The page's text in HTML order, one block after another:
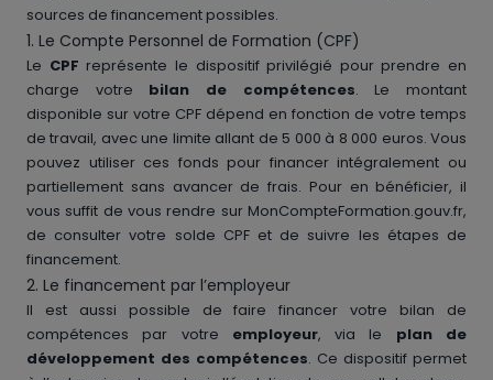
sources de financement possibles.
1. Le Compte Personnel de Formation (CPF)
Le CPF représente le dispositif privilégié pour prendre en
charge votre bilan de compétences. Le montant
disponible sur votre CPF dépend en fonction de votre temps
de travail, avec une limite allant de 5 000 à 8 000 euros. Vous
pouvez utiliser ces fonds pour financer intégralement ou
partiellement sans avancer de frais. Pour en bénéficier, il
vous suffit de vous rendre sur MonCompteFormation.gouv.fr,
de consulter votre solde CPF et de suivre les étapes de
financement.
2. Le financement par l’employeur
Il est aussi possible de faire financer votre bilan de
compétences par votre employeur, via le plan de
développement des compétences. Ce dispositif permet